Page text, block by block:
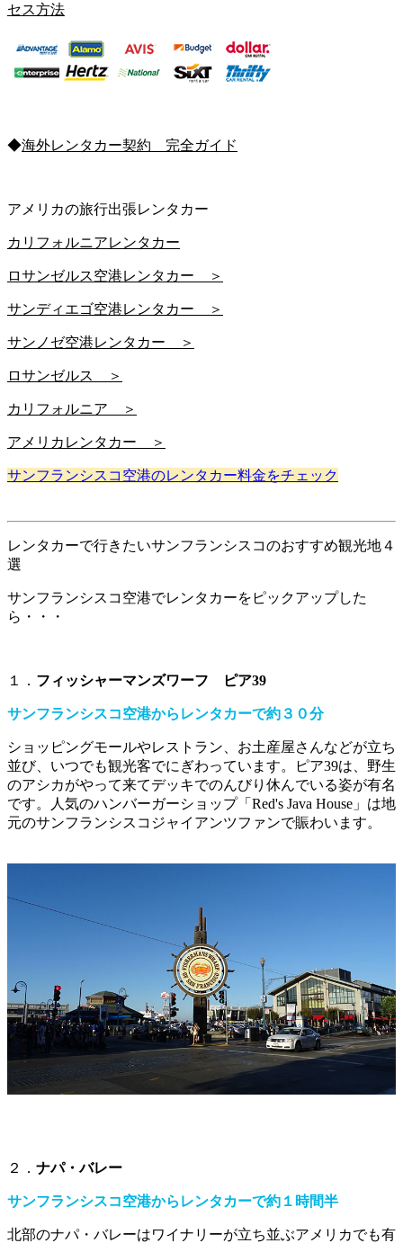
セス方法
◆海外レンタカー契約 完全ガイド
アメリカの旅行出張レンタカー
カリフォルニアレンタカー
ロサンゼルス空港レンタカー ＞
サンディエゴ空港レンタカー ＞
サンノゼ空港レンタカー ＞
ロサンゼルス ＞
カリフォルニア ＞
アメリカレンタカー ＞
サンフランシスコ空港のレンタカー料金をチェック
レンタカーで行きたいサンフランシスコのおすすめ観光地４
選
サンフランシスコ空港でレンタカーをピックアップした
ら・・・
１． フィッシャーマンズワーフ ピア39
サンフランシスコ空港からレンタカーで約３０分
ショッピングモールやレストラン、お土産屋さんなどが立ち
並び、いつでも観光客でにぎわっています。ピア39は、野生
のアシカがやって来てデッキでのんびり休んでいる姿が有名
です。人気のハンバーガーショップ「Red's Java House」は地
元のサンフランシスコジャイアンツファンで賑わいます。
２． ナパ・バレー
サンフランシスコ空港からレンタカーで約１時間半
北部のナパ・バレーはワイナリーが立ち並ぶアメリカでも有